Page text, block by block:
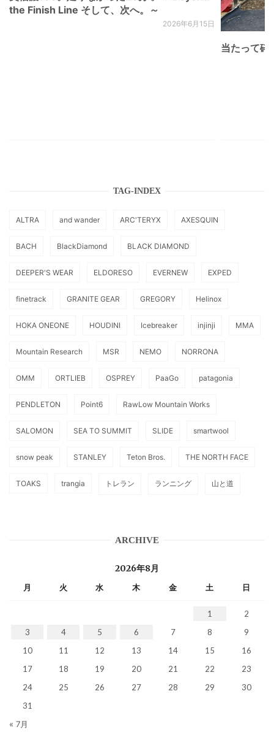
the Finish Line そして、次へ。～
2026年6月15日
当たって砕
TAG-INDEX
ALTRA and wander ARC'TERYX AXESQUIN
BACH BlackDiamond BLACK DIAMOND
DEEPER'S WEAR ELDORESO EVERNEW EXPED
finetrack GRANITE GEAR GREGORY Helinox
HOKA ONEONE HOUDINI Icebreaker injinji MMA
Mountain Research MSR NEMO NORRONA
OMM ORTLIEB OSPREY PaaGo patagonia
PENDLETON Point6 RawLow Mountain Works
SALOMON SEA TO SUMMIT SLIDE smartwool
snow peak STANLEY Teton Bros. THE NORTH FACE
TOAKS trangia トレラン ランニング 山と道
ARCHIVE
2026年8月
月 火 水 木 金 土 日
1
2
3
4 5 6 7 8
9
10
11 12 13 14 15
16
17
18 19 20 21 22
23
24
25 26 27 28 29
30
31
« 7月